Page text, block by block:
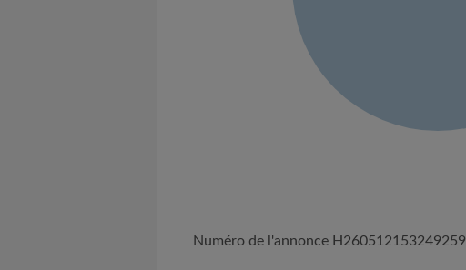
Numéro de l'annonce H260512153249259